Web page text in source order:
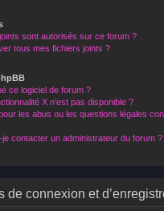
sont autorisés sur ce forum ?
tous mes fichiers joints ?
ce logiciel de forum ?
X n’est pas disponible ?
les abus ou les questions légales
contacter un administrateur du forum ?
de connexion et